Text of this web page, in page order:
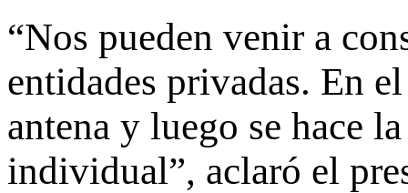
“Nos pueden venir a
entidades privadas. En
antena y luego se hace
individual”, aclaró el